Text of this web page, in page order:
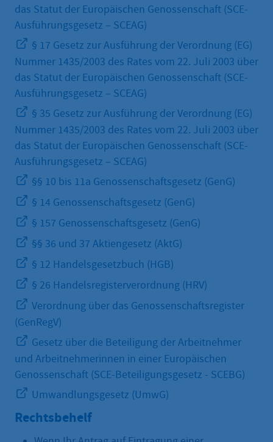
das Statut der Europäischen Genossenschaft (SCE-
Ausführungsgesetz – SCEAG)
§ 17 Gesetz zur Ausführung der Verordnung (EG)
Nummer 1435/2003 des Rates vom 22. Juli 2003 über
das Statut der Europäischen Genossenschaft (SCE-
Ausführungsgesetz – SCEAG)
§ 35 Gesetz zur Ausführung der Verordnung (EG)
Nummer 1435/2003 des Rates vom 22. Juli 2003 über
das Statut der Europäischen Genossenschaft (SCE-
Ausführungsgesetz – SCEAG)
§§ 10 bis 11a Genossenschaftsgesetz (GenG)
§ 14 Genossenschaftsgesetz (GenG)
§ 157 Genossenschaftsgesetz (GenG)
§§ 36 und 37 Aktiengesetz (AktG)
§ 12 Handelsgesetzbuch (HGB)
§ 26 Handelsregisterverordnung (HRV)
Verordnung über das Genossenschaftsregister
(GenRegV)
Gesetz über die Beteiligung der Arbeitnehmer
und Arbeitnehmerinnen in einer Europäischen
Genossenschaft (SCE-Beteiligungsgesetz - SCEBG)
Umwandlungsgesetz (UmwG)
Rechtsbehelf